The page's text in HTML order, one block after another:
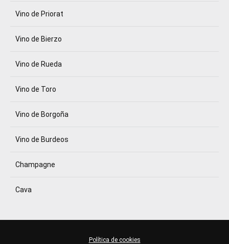
Vino de Priorat
Vino de Bierzo
Vino de Rueda
Vino de Toro
Vino de Borgoña
Vino de Burdeos
Champagne
Cava
Política de cookies